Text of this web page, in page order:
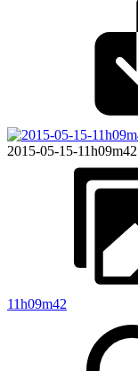
2015-05-15-11h09m42
11h09m42